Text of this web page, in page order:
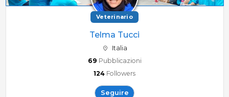
Veterinario
Telma Tucci
Italia
69 Pubblicazioni
124 Followers
Seguire